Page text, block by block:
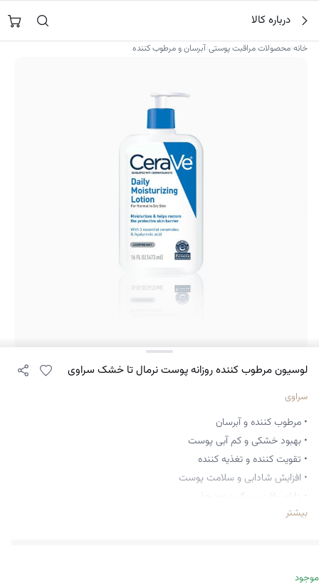
محتوا
جستجو در
درباره کالا
خانه›محصولات مراقبت پوستی›آبرسان و مرطوب کننده
لوسیون مرطوب کننده روزانه پوست نرمال تا خشک سراوی
سراوی
• مرطوب کننده و آبرسان
• بهبود خشکی و کم آبی پوست
• تقویت کننده و تغذیه کننده
• افزایش شادابی و سلامت پوست
• دارای بافت سبک و زود جذب
• حاوی هیالورنیک اسید و سرامیدهای ضروری
بیشتر
موجود